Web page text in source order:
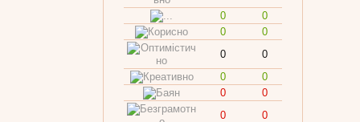
0
0
0
0
0
0
0
0
0
0
0
0